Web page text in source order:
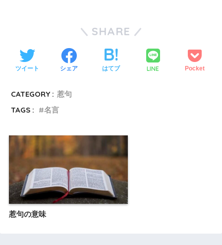
SHARE
ツイート シェア はてブ LINE Pocket
CATEGORY : 惹句
TAGS :
名言
惹句の意味